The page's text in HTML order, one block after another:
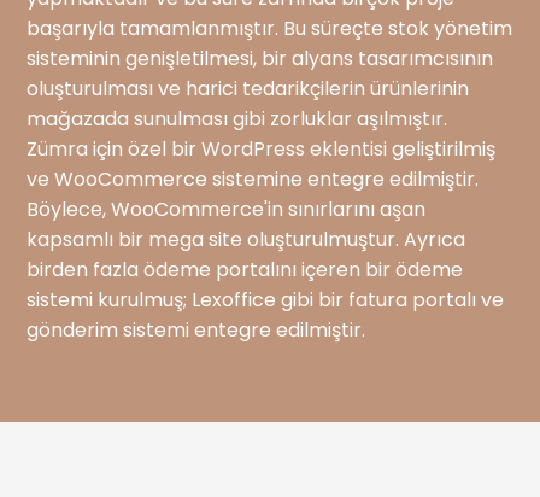
başarıyla tamamlanmıştır. Bu süreçte stok yönetim
sisteminin genişletilmesi, bir alyans tasarımcısının
oluşturulması ve harici tedarikçilerin ürünlerinin
mağazada sunulması gibi zorluklar aşılmıştır.
Zümra için özel bir WordPress eklentisi geliştirilmiş
ve WooCommerce sistemine entegre edilmiştir.
Böylece, WooCommerce'in sınırlarını aşan
kapsamlı bir mega site oluşturulmuştur. Ayrıca
birden fazla ödeme portalını içeren bir ödeme
sistemi kurulmuş; Lexoffice gibi bir fatura portalı ve
gönderim sistemi entegre edilmiştir.